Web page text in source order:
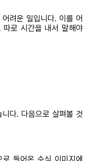
려운 일입니다. 이를 어
따로 시간을 내서 말해야
다. 다음으로 살펴볼 것